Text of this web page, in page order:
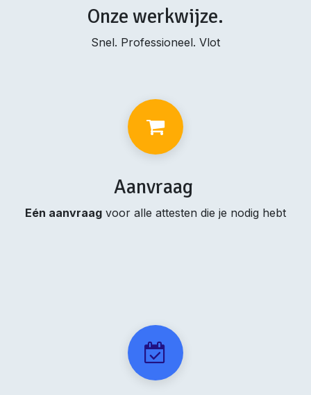
Onze werkwijze.
Snel. Professioneel. Vlot
Aanvraag
Eén aanvraag voor alle attesten die je nodig hebt